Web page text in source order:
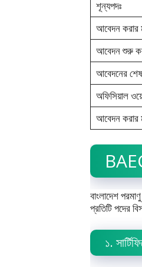
শূন্যপদঃ
আবেদন করার
আবেদন শুরু
আবেদনের শেষ
অফিসিয়াল
আবেদন করার
বাংলাদেশ
প্রতিটি পদের
১.